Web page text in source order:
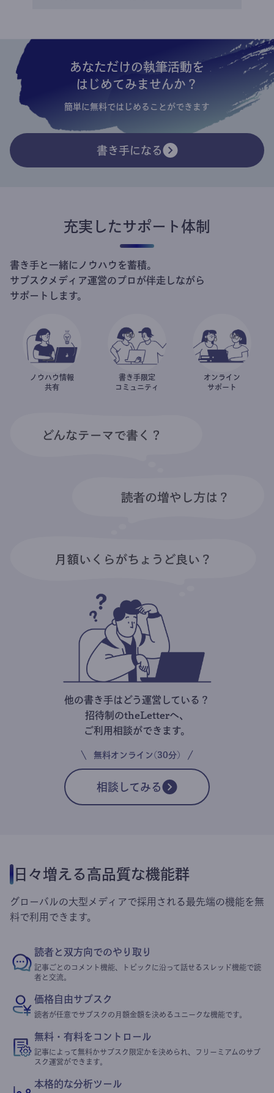
あなただけの執筆活動を
はじめてみませんか？
簡単に無料ではじめることができます
書き手になる
充実したサポート体制
書き手と一緒にノウハウを蓄積。
サブスクメディア運営のプロが伴走しながら
サポートします。
ノウハウ情報
共有
書き手限定
コミュニティ
オンライン
サポート
他の書き手はどう運営している？
招待制のtheLetterへ、
ご利用相談ができます。
無料オンライン(30分)
相談してみる
日々増える高品質な機能群
グローバルの大型メディアで採用される最先端の機能を無
料で利用できます。
読者と双方向でのやり取り
記事ごとのコメント機能、トピックに沿って話せるスレッド機能で読
者と交流。
価格自由サブスク
読者が任意でサブスクの月額金額を決めるユニークな機能です。
無料・有料をコントロール
記事によって無料かサブスク限定かを決められ、フリーミアムのサブ
スク運営ができます。
本格的な分析ツール